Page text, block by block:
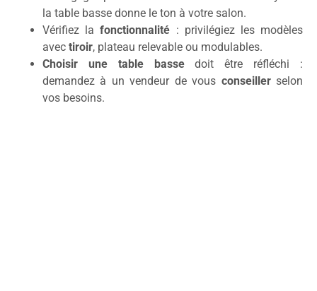
la table basse donne le ton à votre salon.
Vérifiez lafonctionnalité : privilégiez les modèles
avec tiroir, plateau relevable ou modulables.
Choisir une table bassedoit être réfléchi :
demandez à un vendeur de vous conseillerselon
vos besoins.